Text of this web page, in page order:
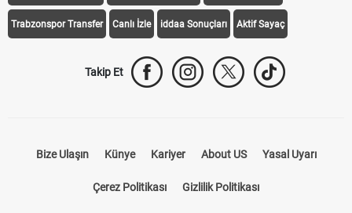
Trabzonspor Transfer Canlı İzle iddaa Sonuçları Aktif Sayaç
Takip Et
Bize Ulaşın Künye Kariyer About US Yasal Uyarı
Çerez Politikası Gizlilik Politikası